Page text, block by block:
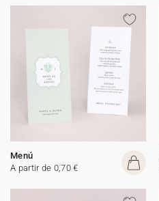
Menú
A partir de 0,70 €